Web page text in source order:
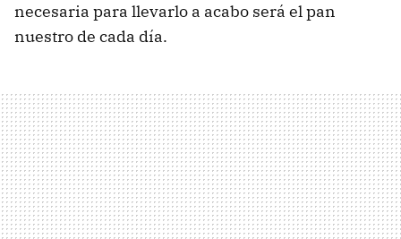
necesaria para llevarlo a acabo será el pan
nuestro de cada día.